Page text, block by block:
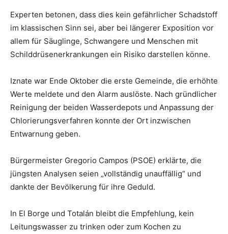
Experten betonen, dass dies kein gefährlicher Schadstoff
im klassischen Sinn sei, aber bei längerer Exposition vor
allem für Säuglinge, Schwangere und Menschen mit
Schilddrüsenerkrankungen ein Risiko darstellen könne.
Iznate war Ende Oktober die erste Gemeinde, die erhöhte
Werte meldete und den Alarm auslöste. Nach gründlicher
Reinigung der beiden Wasserdepots und Anpassung der
Chlorierungsverfahren konnte der Ort inzwischen
Entwarnung geben.
Bürgermeister Gregorio Campos (PSOE) erklärte, die
jüngsten Analysen seien „vollständig unauffällig“ und
dankte der Bevölkerung für ihre Geduld.
In El Borge und Totalán bleibt die Empfehlung, kein
Leitungswasser zu trinken oder zum Kochen zu